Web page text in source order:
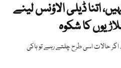
اتنا ڈیلی الاؤنس لینے
کا شکوہ
اگر حالات اسی طرح چلتے رہے تو ہاکی